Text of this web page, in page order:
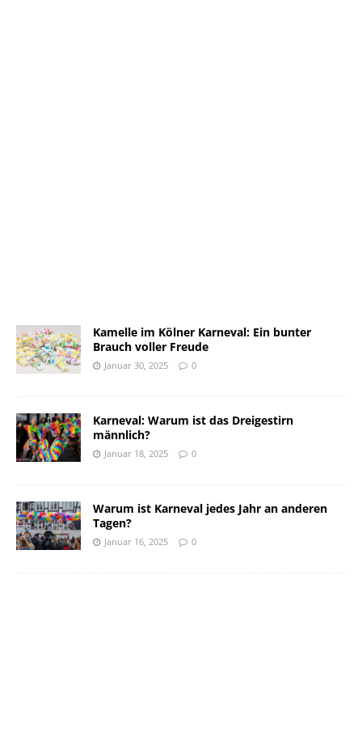
Kamelle im Kölner Karneval: Ein bunter
Brauch voller Freude
Januar 30, 2025 0
Karneval: Warum ist das Dreigestirn
männlich?
Januar 18, 2025 0
Warum ist Karneval jedes Jahr an anderen
Tagen?
Januar 16, 2025 0